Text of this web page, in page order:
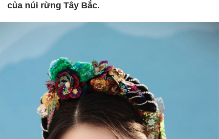
của núi rừng Tây Bắc.